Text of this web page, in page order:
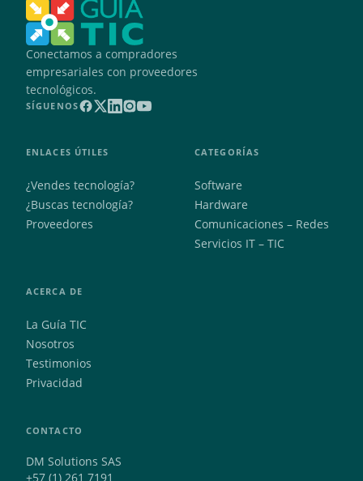
Conectamos a compradores
empresariales con proveedores
tecnológicos.
SÍGUENOS
ENLACES ÚTILES
¿Vendes tecnología?
¿Buscas tecnología?
Proveedores
CATEGORÍAS
Software
Hardware
Comunicaciones – Redes
Servicios IT – TIC
ACERCA DE
La Guía TIC
Nosotros
Testimonios
Privacidad
CONTACTO
DM Solutions SAS
+57 (1) 261 7191